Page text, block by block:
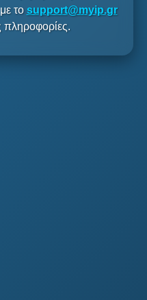
το support@myip.gr
πληροφορίες.